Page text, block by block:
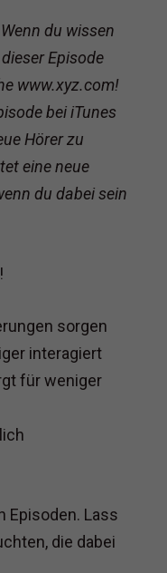
du wissen
Episode
www.xyz.com!
bei iTunes
Hörer zu
eine neue
du dabei sein
sorgen
interagiert
für weniger
Episoden. Lass
die dabei